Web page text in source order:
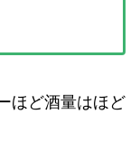
ほど酒量はほど